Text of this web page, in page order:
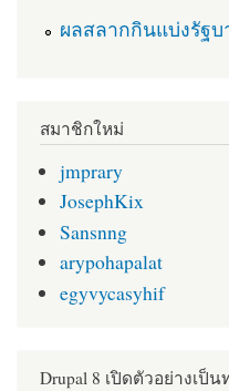
ผลสลากกินแบ่งรัฐบ
สมาชิกใหม่
jmprary
JosephKix
Sansnng
arypohapalat
egyvycasyhif
Drupal 8 เปิดตัวอย่างเป็น